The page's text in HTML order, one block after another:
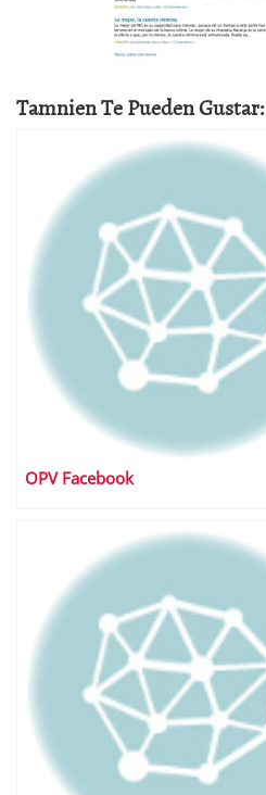
Tamnien Te Pueden Gustar:
OPV Facebook